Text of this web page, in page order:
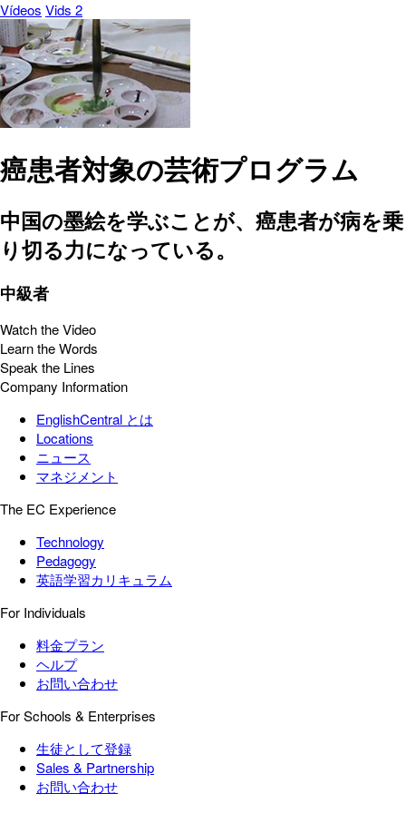
Vídeos Vids 2
癌患者対象の芸術プログラム
中国の墨絵を学ぶことが、癌患者が病を乗
り切る力になっている。
中級者
Watch the Video
Learn the Words
Speak the Lines
Company Information
EnglishCentral とは
Locations
ニュース
マネジメント
The EC Experience
Technology
Pedagogy
英語学習カリキュラム
For Individuals
料金プラン
ヘルプ
お問い合わせ
For Schools & Enterprises
生徒として登録
Sales & Partnership
お問い合わせ